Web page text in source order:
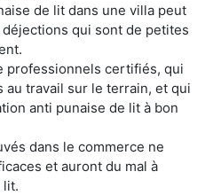
de lit dans une villa peut
qui sont de petites
professionnels certifiés, qui
au travail sur le terrain, et qui
anti punaise de lit à bon
dans le commerce ne
et auront du mal à
lit.